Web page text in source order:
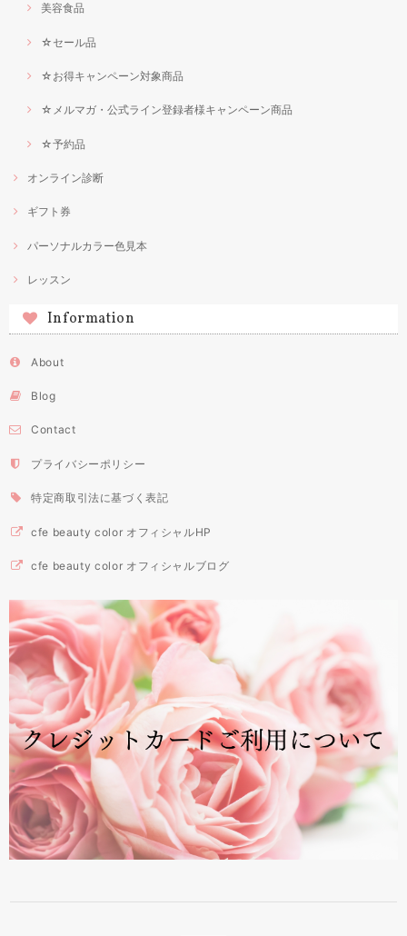
美容食品
☆セール品
☆お得キャンペーン対象商品
☆メルマガ・公式ライン登録者様キャンペーン商品
☆予約品
オンライン診断
ギフト券
パーソナルカラー色見本
レッスン
Information
About
Blog
Contact
プライバシーポリシー
特定商取引法に基づく表記
cfe beauty color オフィシャルHP
cfe beauty color オフィシャルブログ